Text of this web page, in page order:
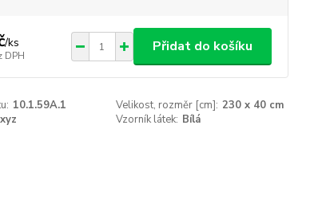
/ks
DPH
Přidat do košíku
10.1.59A.1 Velikost, rozměr [cm]: 230 x 40 cm
xyz Vzorník látek: Bílá